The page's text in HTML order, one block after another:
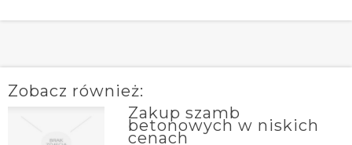
Zobacz również:
Zakup szamb
betonowych w niskich
cenach